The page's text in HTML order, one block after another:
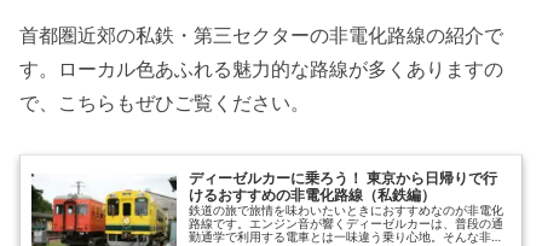
首都圏近郊の私鉄・第三セクターの非電化路線の紹介で
す。ローカル色あふれる魅力的な路線が多くありますの
で、こちらもぜひご覧ください。
ディーゼルカーに乗ろう！ 東京から日帰りで行
けるおすすめの非電化路線（私鉄編）
鉄道の旅で旅情を味わいたいときにおすすめなのが非電化
路線です。エンジン音が響くディーゼルカーは、普段の通
勤通学で利用する電車とは一味違う乗り心地。そんな非電